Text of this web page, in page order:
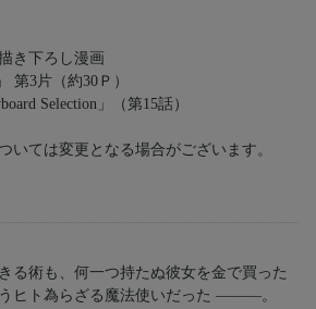
き下ろし漫画
第3片（約30Ｐ）
Selection」（第15話）
いては変更となる場合がございます。
る術も、何一つ持たぬ彼女を金で買った
ヒト為らざる魔法使いだった ―――。